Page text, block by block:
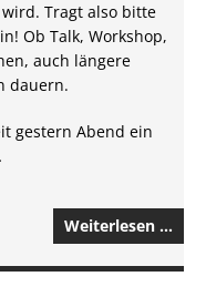
Tragt also bitte
Ob Talk, Workshop,
auch längere
dauern.
gestern Abend ein
Weiterlesen …